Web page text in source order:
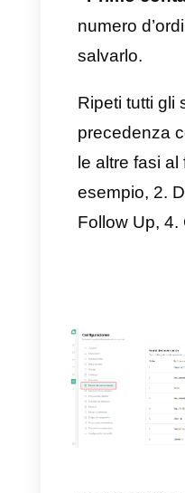
Il modo
tuo
Callbell,
clienti di
Callbell
Come
vendita